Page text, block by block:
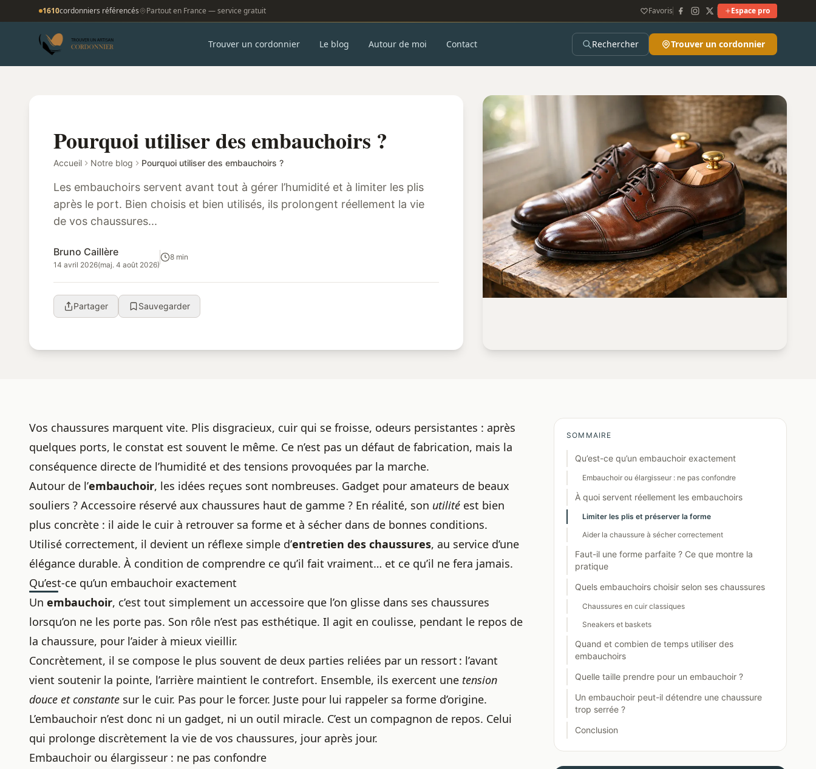
1610cordonniers référencés Partout en France — service gratuit Favoris Espace pro
Trouver un cordonnier Le blog Autour de moi Contact Rechercher Trouver un cordonnier
Pourquoi utiliser des embauchoirs ?
Accueil Notre blog Pourquoi utiliser des embauchoirs ?
Les embauchoirs servent avant tout à gérer l’humidité et à limiter les plis
après le port. Bien choisis et bien utilisés, ils prolongent réellement la vie
de vos chaussures...
Bruno Caillère
14 avril 2026(maj. 4 août 2026)
8 min
Partager Sauvegarder
Vos chaussures marquent vite. Plis disgracieux, cuir qui se froisse, odeurs persistantes : après
quelques ports, le constat est souvent le même. Ce n’est pas un défaut de fabrication, mais la
conséquence directe de l’humidité et des tensions provoquées par la marche.
Autour de l’embauchoir, les idées reçues sont nombreuses. Gadget pour amateurs de beaux
souliers ? Accessoire réservé aux chaussures haut de gamme ? En réalité, son utilité est bien
plus concrète : il aide le cuir à retrouver sa forme et à sécher dans de bonnes conditions.
Utilisé correctement, il devient un réflexe simple d’entretien des chaussures, au service d’une
élégance durable. À condition de comprendre ce qu’il fait vraiment… et ce qu’il ne fera jamais.
Qu’est-ce qu’un embauchoir exactement
Un embauchoir, c’est tout simplement un accessoire que l’on glisse dans ses chaussures
lorsqu’on ne les porte pas. Son rôle n’est pas esthétique. Il agit en coulisse, pendant le repos de
la chaussure, pour l’aider à mieux vieillir.
Concrètement, il se compose le plus souvent de deux parties reliées par un ressort : l’avant
vient soutenir la pointe, l’arrière maintient le contrefort. Ensemble, ils exercent une tension
douce et constante sur le cuir. Pas pour le forcer. Juste pour lui rappeler sa forme d’origine.
L’embauchoir n’est donc ni un gadget, ni un outil miracle. C’est un compagnon de repos. Celui
qui prolonge discrètement la vie de vos chaussures, jour après jour.
Embauchoir ou élargisseur : ne pas confondre
SOMMAIRE
Qu’est-ce qu’un embauchoir exactement
Embauchoir ou élargisseur : ne pas confondre
À quoi servent réellement les embauchoirs
Limiter les plis et préserver la forme
Aider la chaussure à sécher correctement
Faut-il une forme parfaite ? Ce que montre la
pratique
Quels embauchoirs choisir selon ses chaussures
Chaussures en cuir classiques
Sneakers et baskets
Quand et combien de temps utiliser des
embauchoirs
Quelle taille prendre pour un embauchoir ?
Un embauchoir peut-il détendre une chaussure
trop serrée ?
Conclusion